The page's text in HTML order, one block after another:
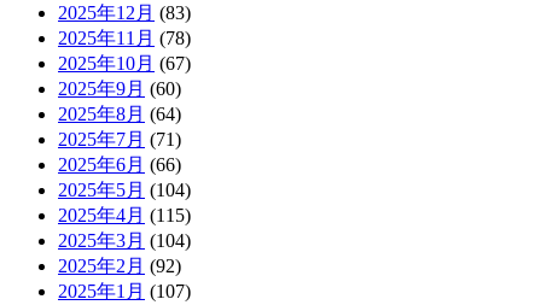
2025年12月 (83)
2025年11月 (78)
2025年10月 (67)
2025年9月 (60)
2025年8月 (64)
2025年7月 (71)
2025年6月 (66)
2025年5月 (104)
2025年4月 (115)
2025年3月 (104)
2025年2月 (92)
2025年1月 (107)